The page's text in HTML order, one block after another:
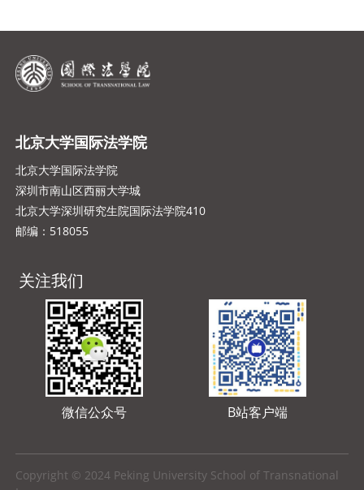
北京大学国际法学院
北京大学国际法学院
深圳市南山区西丽大学城
北京大学深圳研究生院国际法学院410
邮编：518055
关注我们
微信公众号 B站客户端
Copyright © 2024 Peking University School of Transnational